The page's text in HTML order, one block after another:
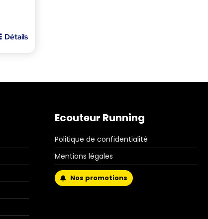
Détails
Ecouteur Running
Politique de confidentialité
Mentions légales
Nos promotions